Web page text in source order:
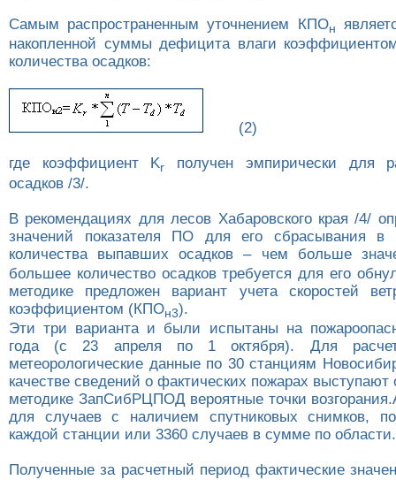
Самым распространенным уточнением КПОн
накопленной суммы дефицита влаги
количества осадков:
(2)
где коэффициент Kr
получен эмпирически для
осадков /3/.
В рекомендациях для лесов Хабаровского края /4/
значений показателя ПО для его сбрасывания в
количества выпавших осадков – чем больше
большее количество осадков требуется для его
методике предложен вариант учета скоростей
коэффициентом (КПОн3).
Эти три варианта и были испытаны на
года (с 23 апреля по 1 октября). Для
метеорологические данные по 30 станциям
качестве сведений о фактических пожарах выступают
методике ЗапСибРЦПОД вероятные точки
для случаев с наличием спутниковых снимков,
каждой станции или 3360 случаев в сумме по области.
Полученные за расчетный период фактические